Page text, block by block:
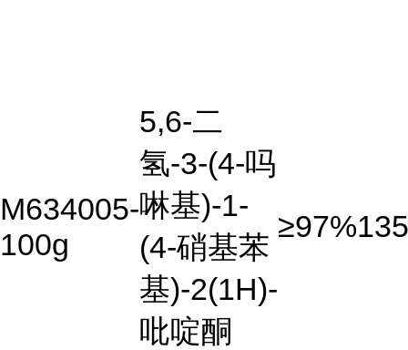
M634005-
100g
5,6-二
氢-3-(4-吗
啉基)-1-
(4-硝基苯
基)-2(1H)-
吡啶酮
≥97%